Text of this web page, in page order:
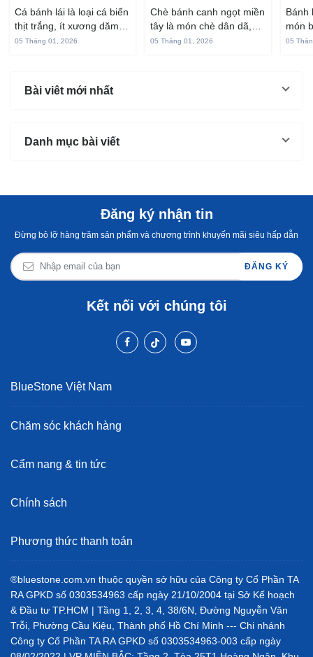
cá bánh lái
Cá bánh lái là loại cá biển
thịt trắng, ít xương dăm,
vị ngọt và rất dễ ăn khi
thể...
05 Tháng 01, 2026
Tây ngon chuẩn vị
Chè bánh canh ngọt miền
tây là món chè dân dã,
gắn liền với đời sống sinh
05 Tháng 01, 2026
hấp
Bánh
món
05
Bài viêt mới nhất
Danh mục bài viết
Đăng ký nhận tin
Đừng bỏ lỡ hàng trăm sản phẩm và chương trình khuyến mãi siêu hấp dẫn
ĐĂNG KÝ
Kết nối với chúng tôi
BlueStone Việt Nam
Chăm sóc khách hàng
Cẩm nang & tin tức
Chính sách
Phương thức thanh toán
®bluestone.com.vn thuộc quyền sở hữu của Công ty Cổ Phần TA
RA GPKD số 0303534963 cấp ngày 21/10/2004 tại Sở Kế hoạch
& Đầu tư TP.HCM | Tầng 1, 2, 3, 4, 38/6N, Đường Nguyễn Văn
Trỗi, Phường Cầu Kiệu, Thành phố Hồ Chí Minh --- Chi nhánh
Công ty Cổ Phần TA RA GPKD số 0303534963-003 cấp ngày